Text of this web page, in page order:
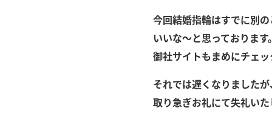
今回結婚指輪はすでに別
いいな～と思っております
御社サイトもまめにチェ
それでは遅くなりました
取り急ぎお礼にて失礼いた